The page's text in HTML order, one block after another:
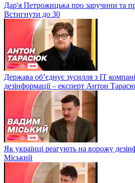
Дар'я Петрожицька про заручини та
Встигнути до 30
Держава об’єднує зусилля з ІТ
дезінформації – експерт Антон
Як українці реагують на ворожу
Міський